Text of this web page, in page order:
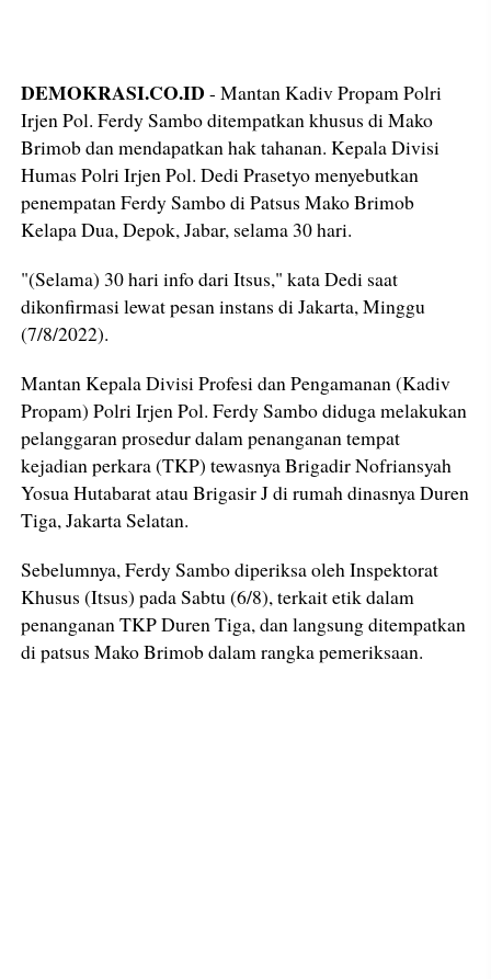
DEMOKRASI.CO.ID - Mantan Kadiv Propam Polri
Irjen Pol. Ferdy Sambo ditempatkan khusus di Mako
Brimob dan mendapatkan hak tahanan. Kepala Divisi
Humas Polri Irjen Pol. Dedi Prasetyo menyebutkan
penempatan Ferdy Sambo di Patsus Mako Brimob
Kelapa Dua, Depok, Jabar, selama 30 hari.
"(Selama) 30 hari info dari Itsus," kata Dedi saat
dikonfirmasi lewat pesan instans di Jakarta, Minggu
(7/8/2022).
Mantan Kepala Divisi Profesi dan Pengamanan (Kadiv
Propam) Polri Irjen Pol. Ferdy Sambo diduga melakukan
pelanggaran prosedur dalam penanganan tempat
kejadian perkara (TKP) tewasnya Brigadir Nofriansyah
Yosua Hutabarat atau Brigasir J di rumah dinasnya Duren
Tiga, Jakarta Selatan.
Sebelumnya, Ferdy Sambo diperiksa oleh Inspektorat
Khusus (Itsus) pada Sabtu (6/8), terkait etik dalam
penanganan TKP Duren Tiga, dan langsung ditempatkan
di patsus Mako Brimob dalam rangka pemeriksaan.